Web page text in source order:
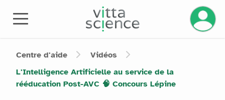
Gérez
Centre d'aide
Vidéos
L'Intelligence Artificielle au service de la
rééducation Post-AVC 🧠 Concours Lépine